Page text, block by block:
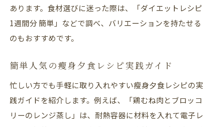
あります。食材選びに迷った際は、「ダイエットレシピ
1週間分 簡単」などで調べ、バリエーションを持たせる
のもおすすめです。
簡単人気の瘦身夕食レシピ実践ガイド
忙しい方でも手軽に取り入れやすい瘦身夕食レシピの実
践ガイドを紹介します。例えば、「鶏むね肉とブロッコ
リーのレンジ蒸し」は、耐熱容器に材料を入れて電子レ